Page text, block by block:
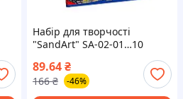
Набір для творчості
"SandArt" SA-02-01…10
парасолькою
89.64₴
166 ₴ -46%